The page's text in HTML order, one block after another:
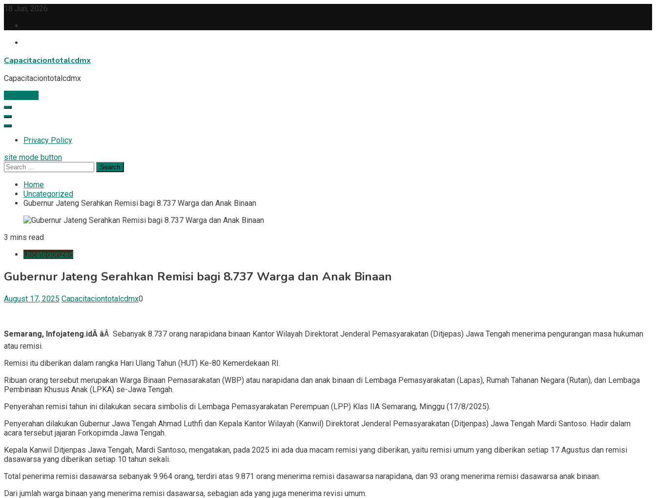
Skip
content
18 Jun, 2026
Capacitaciontotalcdmx
Capacitaciontotalcdmx
Privacy Policy
site mode button
Search
for:
Home
Uncategorized
Gubernur Jateng Serahkan Remisi bagi 8.737 Warga dan Anak Binaan
3 mins read
Uncategorized
Gubernur Jateng Serahkan Remisi bagi 8.737 Warga dan Anak Binaan
August 17, 2025 Capacitaciontotalcdmx0
Semarang, Infojateng.idÂ âÂ Sebanyak 8.737 orang narapidana binaan Kantor Wilayah Direktorat Jenderal Pemasyarakatan (Ditjepas) Jawa Tengah menerima pengurangan masa hukuman
atau remisi.
Remisi itu diberikan dalam rangka Hari Ulang Tahun (HUT) Ke-80 Kemerdekaan RI.
Ribuan orang tersebut merupakan Warga Binaan Pemasarakatan (WBP) atau narapidana dan anak binaan di Lembaga Pemasyarakatan (Lapas), Rumah Tahanan Negara (Rutan), dan Lembaga
Pembinaan Khusus Anak (LPKA) se-Jawa Tengah.
Penyerahan remisi tahun ini dilakukan secara simbolis di Lembaga Pemasyarakatan Perempuan (LPP) Klas IIA Semarang, Minggu (17/8/2025).
Penyerahan dilakukan Gubernur Jawa Tengah Ahmad Luthfi dan Kepala Kantor Wilayah (Kanwil) Direktorat Jenderal Pemasyarakatan (Ditjenpas) Jawa Tengah Mardi Santoso. Hadir dalam
acara tersebut jajaran Forkopimda Jawa Tengah.
Kepala Kanwil Ditjenpas Jawa Tengah, Mardi Santoso, mengatakan, pada 2025 ini ada dua macam remisi yang diberikan, yaitu remisi umum yang diberikan setiap 17 Agustus dan remisi
dasawarsa yang diberikan setiap 10 tahun sekali.
Total penerima remisi dasawarsa sebanyak 9.964 orang, terdiri atas 9.871 orang menerima remisi dasawarsa narapidana, dan 93 orang menerima remisi dasawarsa anak binaan.
Dari jumlah warga binaan yang menerima remisi dasawarsa, sebagian ada yang juga menerima revisi umum.